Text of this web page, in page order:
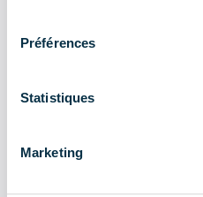
Préférences
Statistiques
Marketing